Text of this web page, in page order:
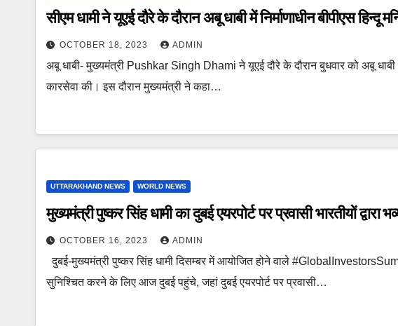
सीएम धामी ने यूएई दौरे के दौरान अबू धाबी में निर्माणाधीन बीपीएस
OCTOBER 18, 2023 ADMIN
अबू धाबी- मुख्यमंत्री Pushkar Singh Dhami ने यूएई दौरे के दौरान बुधवार को अबू धाबी में
कारसेवा की। इस दौरान मुख्यमंत्री ने कहा…
UTTARAKHAND NEWS WORLD NEWS
मुख्यमंत्री पुष्कर सिंह धामी का दुबई एयरपोर्ट पर प्रवासी भारतीयों द्वारा
OCTOBER 16, 2023 ADMIN
दुबई-मुख्यमंत्री पुष्कर सिंह धामी दिसम्बर में आयोजित होने वाले
सुनिश्चित करने के लिए आज दुबई पहुंचे, जहां दुबई एयरपोर्ट पर प्रवासी…